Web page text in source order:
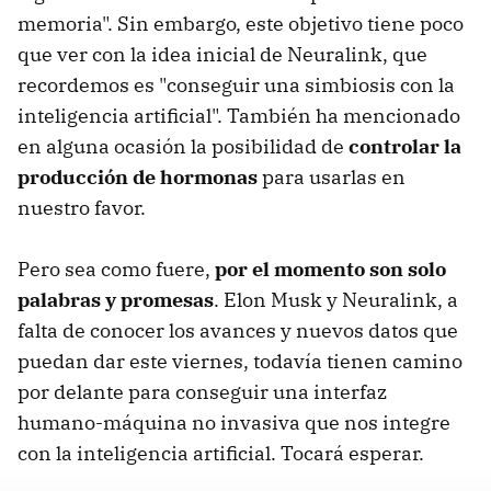
memoria". Sin embargo, este objetivo tiene poco
que ver con la idea inicial de Neuralink, que
recordemos es "conseguir una simbiosis con la
inteligencia artificial". También ha mencionado
en alguna ocasión la posibilidad de controlar la
producción de hormonaspara usarlas en
nuestro favor.
Pero sea como fuere, por el momento son solo
palabras y promesas. Elon Musk y Neuralink, a
falta de conocer los avances y nuevos datos que
puedan dar este viernes, todavía tienen camino
por delante para conseguir una interfaz
humano-máquina no invasiva que nos integre
con la inteligencia artificial. Tocará esperar.